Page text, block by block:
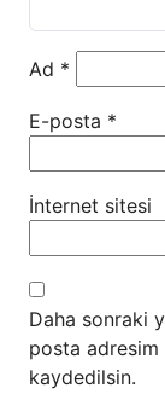
Ad *
E-posta *
İnternet sitesi
Daha sonraki
posta adresim
kaydedilsin.